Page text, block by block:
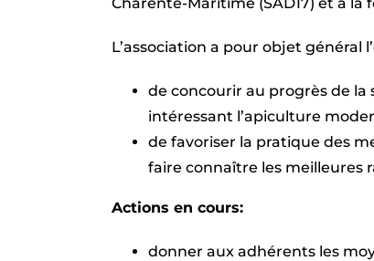
L’association a pour objet général
de concourir au progrès de la
intéressant l’apiculture
de favoriser la pratique des
faire connaître les meilleures
Actions en cours:
donner aux adhérents les